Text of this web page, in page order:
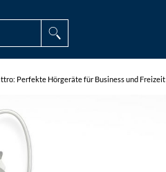
Perfekte Hörgeräte für Business und Freizeit